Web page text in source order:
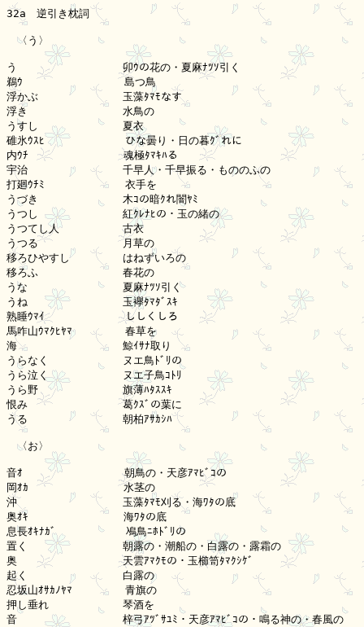
32a　逆引き枕詞
〈う〉
う　　　　　　　　　　卯ｳの花の・夏麻ﾅﾂｿ引く
鵜ｳ 　　　　　　　　　島つ鳥
浮かぶ　　　　　　　　玉藻ﾀﾏﾓなす
浮き　　　　　　　　　水鳥の
うすし　　　　　　　　夏衣
碓氷ｳｽﾋ　　　　　　　 ひな曇り・日の暮ｸﾞれに
内ｳﾁ　　　　　　　　　魂極ﾀﾏｷﾊる
宇治　　　　　　　　　千早人・千早振る・もののふの
打廻ｳﾁﾐ　　　　　　　 衣手を
うづき　　　　　　　　木ｺの暗ｸれ闇ﾔﾐ
うつし　　　　　　　　紅ｸﾚﾅﾋの・玉の緒の
うつてし人　　　　　　古衣
うつる　　　　　　　　月草の
移ろひやすし　　　　　はねずいろの
移ろふ　　　　　　　　春花の
うな　　　　　　　　　夏麻ﾅﾂｿ引く
うね　　　　　　　　　玉襷ﾀﾏﾀﾞｽｷ
熟睡ｳﾏｲ　　　　　　　 ししくしろ
馬咋山ｳﾏｸﾋﾔﾏ　　　　　春草を
海　　　　　　　　　　鯨ｲｻﾅ取り
うらなく　　　　　　　ヌエ鳥ﾄﾞﾘの
うら泣く　　　　　　　ヌエ子鳥ｺﾄﾘ
うら野　　　　　　　　旗薄ﾊﾀｽｽｷ
恨み　　　　　　　　　葛ｸｽﾞの葉に
うる　　　　　　　　　朝柏ｱｻｶｼﾊ
〈お〉
音ｵ 　　　　　　　　　朝鳥の・天彦ｱﾏﾋﾞｺの
岡ｵｶ　　　　　　　　　水茎の
沖　　　　　　　　　　玉藻ﾀﾏﾓ刈る・海ﾜﾀの底
奥ｵｷ　　　　　　　　　海ﾜﾀの底
息長ｵｷﾅｶﾞ　　　　　　 鳰鳥ﾆﾎﾄﾞﾘの
置く　　　　　　　　　朝露の・潮船の・白露の・露霜の
奥　　　　　　　　　　天雲ｱﾏｸﾓの・玉櫛笥ﾀﾏｸｼｹﾞ
起く　　　　　　　　　白露の
忍坂山ｵｻｶﾉﾔﾏ　　　　　青旗の
押し垂れ　　　　　　　琴酒を
音　　　　　　　　　　梓弓ｱﾂﾞｻﾕﾐ・天彦ｱﾏﾋﾞｺの・鳴る神の・春風の